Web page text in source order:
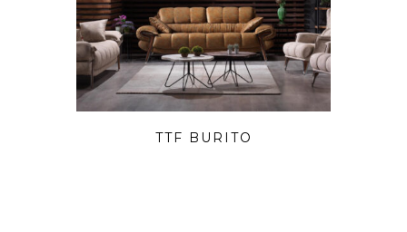
TTF BURITO